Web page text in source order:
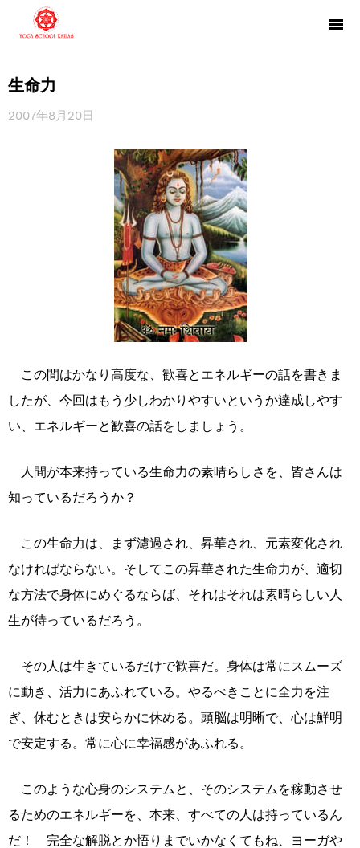
生命力
2007年8月20日
この間はかなり高度な、歓喜とエネルギーの話を書きま
したが、今回はもう少しわかりやすいというか達成しやす
い、エネルギーと歓喜の話をしましょう。
人間が本来持っている生命力の素晴らしさを、皆さんは
知っているだろうか？
この生命力は、まず濾過され、昇華され、元素変化され
なければならない。そしてこの昇華された生命力が、適切
な方法で身体にめぐるならば、それはそれは素晴らしい人
生が待っているだろう。
その人は生きているだけで歓喜だ。身体は常にスムーズ
に動き、活力にあふれている。やるべきことに全力を注
ぎ、休むときは安らかに休める。頭脳は明晰で、心は鮮明
で安定する。常に心に幸福感があふれる。
このような心身のシステムと、そのシステムを稼動させ
るためのエネルギーを、本来、すべての人は持っているん
だ！ 完全な解脱とか悟りまでいかなくてもね、ヨーガや